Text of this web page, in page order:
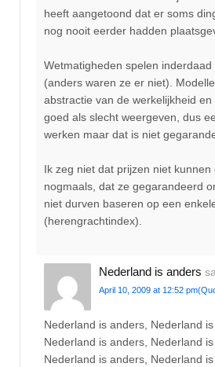
heeft aangetoond dat er soms
nog nooit eerder hadden
Wetmatigheden spelen
(anders waren ze er niet).
abstractie van de werkelijkheid
goed als slecht weergeven, dus
werken maar dat is niet
Ik zeg niet dat prijzen niet kunnen
nogmaals, dat ze gegarandeerd
niet durven baseren op een
(herengrachtindex).
Nederland is anders
April 10, 2009 at 12:52 pm
Nederland is anders, Nederland
Nederland is anders, Nederland
Nederland is anders, Nederland